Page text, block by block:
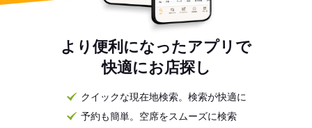
より便利になったアプリで
快適にお店探し
クイックな現在地検索。検索が快適に
予約も簡単。空席をスムーズに検索